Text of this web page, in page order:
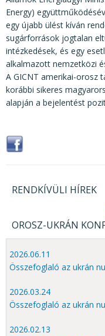
Energy)
egy újabb ülést kíván
sugárforrások jogtalan
intézkedések, és egy
alkalmazott nemzetközi
A GICNT amerikai-orosz
korábbi sikeres
alapján a bejelentést
RENDKÍVÜLI HÍREK
OROSZ-UKRÁN
2026.06.11
Összefoglaló az ukrán
2026.03.24
Összefoglaló az ukrán
2026.02.13